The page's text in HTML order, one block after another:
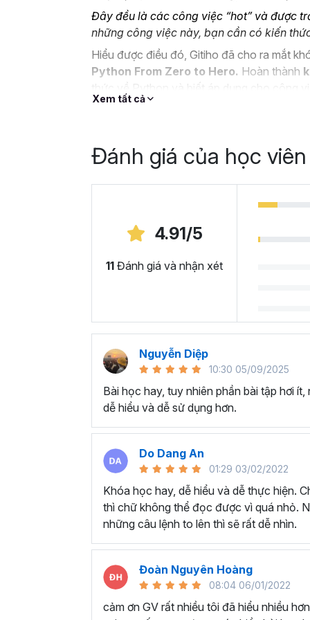
Đây đều là các công việc “hot” và được
những công việc này, bạn cần có kiến
Hiểu được điều đó, Gitiho đã cho ra mắt
Python From Zero to Hero. Hoàn thành
thức về Python và biết áp dụng cho công
Python không chỉ là một ngôn ngữ lập
liệu.
Với cú pháp dễ hiểu và linh hoạt, Python
và nhà khoa học dữ liệu bởi ngôn ngữ dễ
Bộ thư viện và công cụ hỗ trợ phân tích
Tại sao bạn nên
tại Gitiho?
Nội dung khóa học bao gồm
vững các kỹ năng, thao tác xử lý, trực
lập trình Python.
Trong khóa học xử lý dữ liệu với python
Python, Gitiho còn cung cấp cácCase
từ đó nắm được quy trình để ứng dụng
Khóa học sẽ được tổ chức theo hình thức
trọn đời sau khi đăng ký và học đi học lại
Nội dung học sẽ được cập nhật và update
phát triển mới nhất của trong ngành phân
Mục tiêu khi tham gia
Nắm vững lý thuyết và học cách thực
giải quyết các vấn đề trong phân tích dữ
Xem tất cả
Đánh giá của học viên
4.91/5
11 Đánh giá và nhận xét
Nguyễn Diệp
10:30 05/09/2025
Bài học hay, tuy nhiên phần bài tập hơi
dễ hiểu và dễ sử dụng hơn.
Do Dang An
01:29 03/02/2022
Khóa học hay, dễ hiểu và dễ thực hiện.
thì chữ không thể đọc được vì quá nhỏ.
những câu lệnh to lên thì sẽ rất dễ nhìn.
Đoàn Nguyên Hoàng
08:04 06/01/2022
cảm ơn GV rất nhiều tôi đã hiểu nhiều